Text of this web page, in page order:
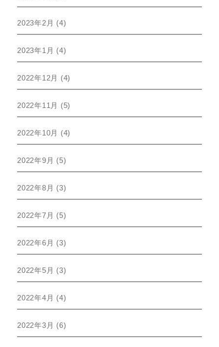
2023年2月 (4)
2023年1月 (4)
2022年12月 (4)
2022年11月 (5)
2022年10月 (4)
2022年9月 (5)
2022年8月 (3)
2022年7月 (5)
2022年6月 (3)
2022年5月 (3)
2022年4月 (4)
2022年3月 (6)